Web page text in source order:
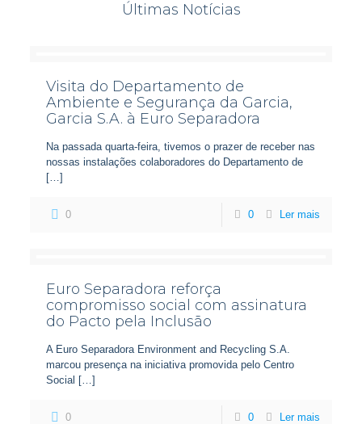
Últimas Notícias
Visita do Departamento de
Ambiente e Segurança da Garcia,
Garcia S.A. à Euro Separadora
Na passada quarta-feira, tivemos o prazer de receber nas
nossas instalações colaboradores do Departamento de
[…]
0 0 Ler mais
Euro Separadora reforça
compromisso social com assinatura
do Pacto pela Inclusão
A Euro Separadora Environment and Recycling S.A.
marcou presença na iniciativa promovida pelo Centro
Social […]
0 0 Ler mais